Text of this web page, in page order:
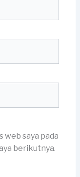
web saya pada
berikutnya.